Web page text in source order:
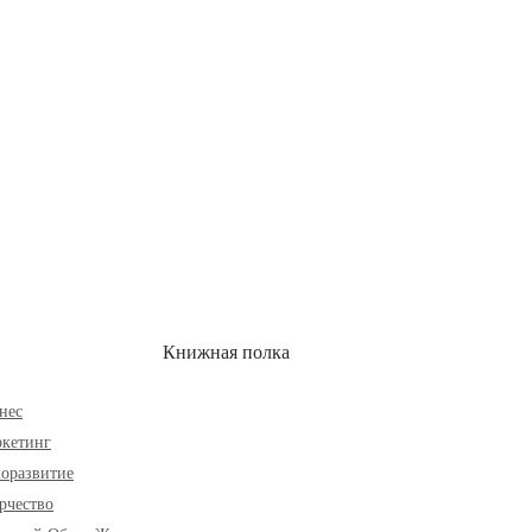
Книжная полка